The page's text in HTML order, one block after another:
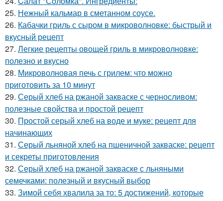
25. Нежный кальмар в сметанном соусе.
26. Кабачки гриль с сыром в микроволновке: быстрый и
вкусный рецепт
27. Легкие рецепты овощей гриль в микроволновке:
полезно и вкусно
28. Микроволновая печь с грилем: что можно
приготовить за 10 минут
29. Серый хлеб на ржаной закваске с черносливом:
полезные свойства и простой рецепт
30. Простой серый хлеб на воде и муке: рецепт для
начинающих
31. Серый льняной хлеб на пшеничной закваске: рецепт
и секреты приготовления
32. Серый хлеб на ржаной закваске с льняными
семечками: полезный и вкусный выбор
33. Зимой себя хвалила за то: 5 достижений, которые